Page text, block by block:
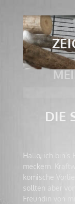
DIE
Hallo, ich bin’s
meckern.
komische
sollten aber
Freundin von